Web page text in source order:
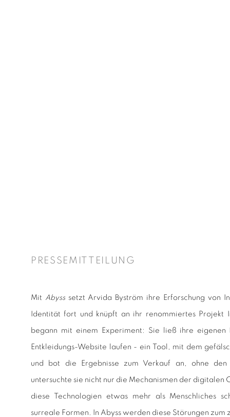
PRESSEMITTEILUNG
Mit Abysssetzt Arvida Byström ihre Erforschung von
Identität fort und knüpft an ihr renommiertes Projekt
begann mit einem Experiment: Sie ließ ihre eigenen
Entkleidungs-Website laufen - ein Tool, mit dem
und bot die Ergebnisse zum Verkauf an, ohne
untersuchte sie nicht nur die Mechanismen der
diese Technologien etwas mehr als Menschliches
surreale Formen. In Abyss werden diese Störungen zum